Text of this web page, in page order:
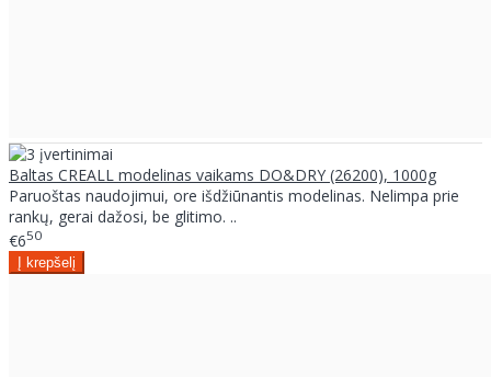
Baltas CREALL modelinas vaikams DO&DRY (26200), 1000g
Paruoštas naudojimui, ore išdžiūnantis modelinas. Nelimpa prie
rankų, gerai dažosi, be glitimo. ..
€650